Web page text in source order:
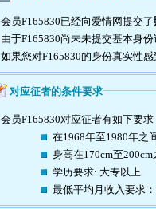
会员F165830已经向爱情网提交了
由于F165830尚未未提交基本身
如果您对F165830的身份真实性
对应征者的条件要求
会员F165830对应征者有如下要求
在1968年至1980年之
身高在170cm至200cm
学历要求: 大专以上
最低平均月收入要求